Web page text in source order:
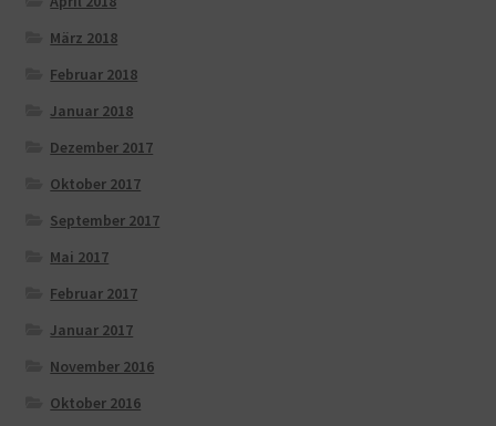
März 2018
Februar 2018
Januar 2018
Dezember 2017
Oktober 2017
September 2017
Mai 2017
Februar 2017
Januar 2017
November 2016
Oktober 2016